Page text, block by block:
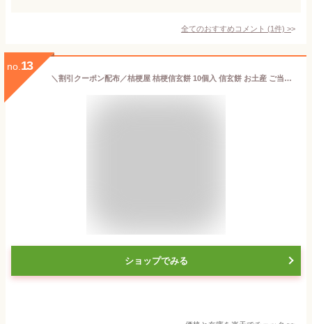
全てのおすすめコメント (1件) >
no. 13
＼割引クーポン配布／桔梗屋 桔梗信玄餅 10個入 信玄餅 お土産 ご当地グルメ スイーツ 和菓子 山梨県 笛吹市 詰め放題 贈答 贈り物 人気菓子 きな粉 黒蜜 安倍川餅 名産 名物 甲州銘菓 山梨銘菓 お歳暮 お中元 母の日 お茶菓子 ギフト プレゼント 求肥
ショップでみる